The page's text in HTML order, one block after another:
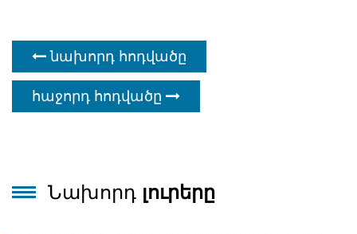
նախորդ հոդվածը
հաջորդ հոդվածը
Նախորդ լուրերը